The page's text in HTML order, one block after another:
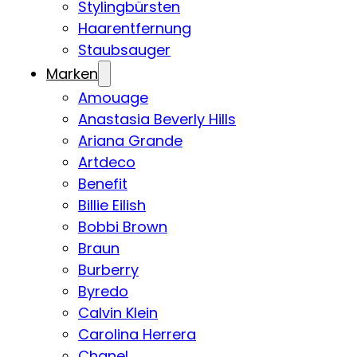
Stylingbürsten
Haarentfernung
Staubsauger
Marken
Amouage
Anastasia Beverly Hills
Ariana Grande
Artdeco
Benefit
Billie Eilish
Bobbi Brown
Braun
Burberry
Byredo
Calvin Klein
Carolina Herrera